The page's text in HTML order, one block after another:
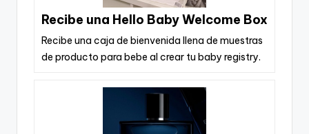
Recibe una Hello Baby Welcome Box
Recibe una caja de bienvenida llena de muestras
de producto para bebe al crear tu baby registry.